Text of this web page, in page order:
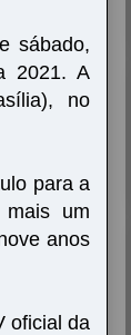
sábado,
2021. A
no
para a
mais um
anos
oficial da